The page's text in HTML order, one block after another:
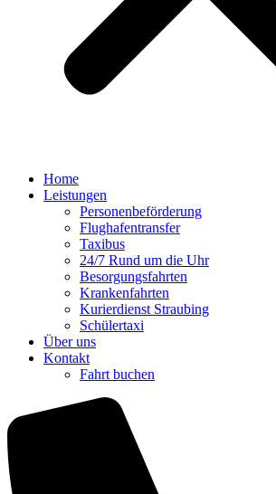
Home
Leistungen
Personenbeförderung
Flughafentransfer
Taxibus
24/7 Rund um die Uhr
Besorgungsfahrten
Krankenfahrten
Kurierdienst Straubing
Schülertaxi
Über uns
Kontakt
Fahrt buchen